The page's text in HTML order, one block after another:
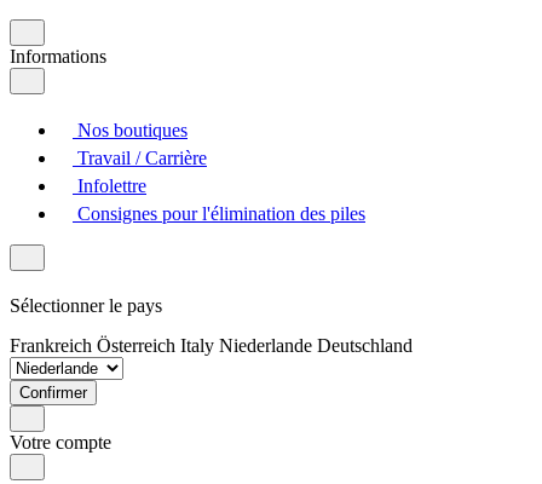
Informations
Nos boutiques
Travail / Carrière
Infolettre
Consignes pour l'élimination des piles
Sélectionner le pays
Frankreich Österreich Italy Niederlande Deutschland
Confirmer
Votre compte